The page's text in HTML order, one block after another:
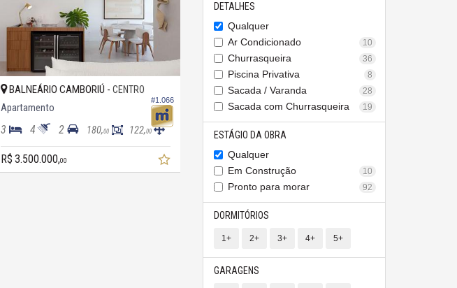
DETALHES
Qualquer
Ar Condicionado
10
Churrasqueira 36
Piscina Privativa 8
Sacada / Varanda 28
Sacada com Churrasqueira 19
ESTÁGIO DA OBRA
Qualquer
Em Construção
10
Pronto para morar 92
DORMITÓRIOS
1+ 2+ 3+ 4+ 5+
GARAGENS
#1.066
BALNEÁRIO CAMBORIÚ -CENTRO
Apartamento
3 4 2 180,00 122,00
R$ 3.500.000,00